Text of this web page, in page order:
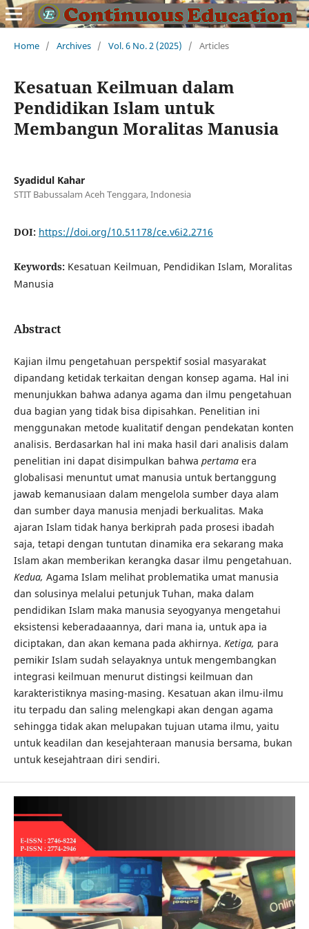
Home / Archives / Vol. 6 No. 2 (2025) / Articles
Kesatuan Keilmuan dalam
Pendidikan Islam untuk
Membangun Moralitas Manusia
Syadidul Kahar
STIT Babussalam Aceh Tenggara, Indonesia
DOI: https://doi.org/10.51178/ce.v6i2.2716
Keywords: Kesatuan Keilmuan, Pendidikan Islam, Moralitas
Manusia
Abstract
Kajian ilmu pengetahuan perspektif sosial masyarakat
dipandang ketidak terkaitan dengan konsep agama. Hal ini
menunjukkan bahwa adanya agama dan ilmu pengetahuan
dua bagian yang tidak bisa dipisahkan. Penelitian ini
menggunakan metode kualitatif dengan pendekatan konten
analisis. Berdasarkan hal ini maka hasil dari analisis dalam
penelitian ini dapat disimpulkan bahwa pertama era
globalisasi menuntut umat manusia untuk bertanggung
jawab kemanusiaan dalam mengelola sumber daya alam
dan sumber daya manusia menjadi berkualitas. Maka
ajaran Islam tidak hanya berkiprah pada prosesi ibadah
saja, tetapi dengan tuntutan dinamika era sekarang maka
Islam akan memberikan kerangka dasar ilmu pengetahuan.
Kedua, Agama Islam melihat problematika umat manusia
dan solusinya melalui petunjuk Tuhan, maka dalam
pendidikan Islam maka manusia seyogyanya mengetahui
eksistensi keberadaaannya, dari mana ia, untuk apa ia
diciptakan, dan akan kemana pada akhirnya. Ketiga, para
pemikir Islam sudah selayaknya untuk mengembangkan
integrasi keilmuan menurut distingsi keilmuan dan
karakteristiknya masing-masing. Kesatuan akan ilmu-ilmu
itu terpadu dan saling melengkapi akan dengan agama
sehingga tidak akan melupakan tujuan utama ilmu, yaitu
untuk keadilan dan kesejahteraan manusia bersama, bukan
untuk kesejahtraan diri sendiri.